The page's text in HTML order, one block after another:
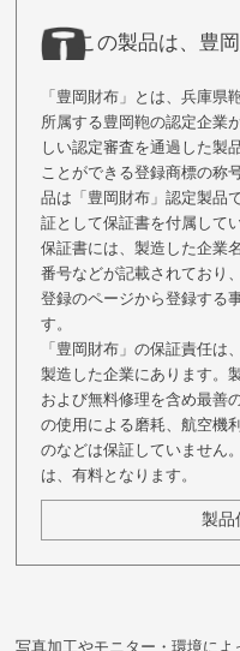
この製品は、豊
「豊岡財布」とは、兵庫県
所属する豊岡鞄の認定企業
しい認定審査を通過した製
ことができる登録商標の称
品は「豊岡財布」認定製品
証として保証書を付属して
保証書には、製造した企業
番号などが記載されており
登録のページから登録する
す。
「豊岡財布」の保証責任は
製造した企業にあります。
および無料修理を含め最善
の使用による磨耗、航空機
のなどは保証していません
は、有料となります。
製品
写真加工やモニター・環境に